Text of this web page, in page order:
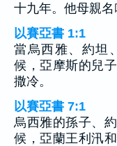
十九年。他母親名
以賽亞書 1:1
當烏西雅、約坦
候，亞摩斯的兒
撒冷。
以賽亞書 7:1
烏西雅的孫子、
候，亞蘭王利汛